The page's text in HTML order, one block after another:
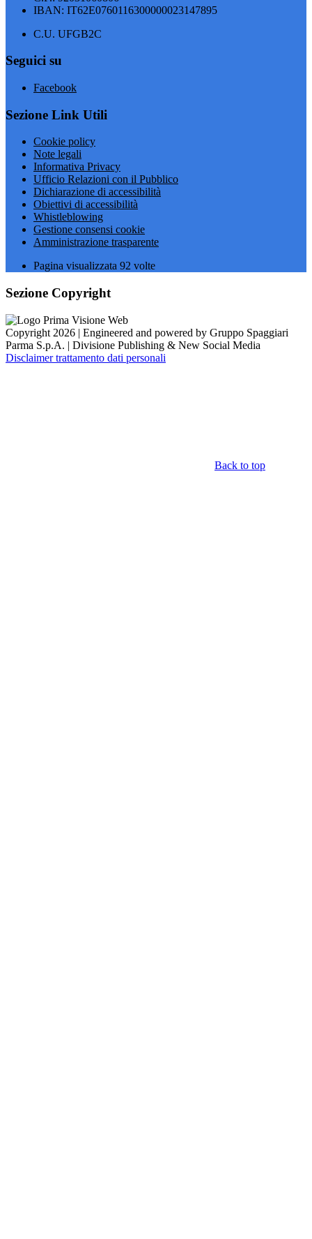
IBAN: IT62E0760116300000023147895
C.U. UFGB2C
Seguici su
Facebook
Sezione Link Utili
Cookie policy
Note legali
Informativa Privacy
Ufficio Relazioni con il Pubblico
Dichiarazione di accessibilità
Obiettivi di accessibilità
Whistleblowing
Gestione consensi cookie
Amministrazione trasparente
Pagina visualizzata 92 volte
Sezione Copyright
Copyright 2026 | Engineered and powered by Gruppo Spaggiari
Parma S.p.A. | Divisione Publishing & New Social Media
Disclaimer trattamento dati personali
Back to top